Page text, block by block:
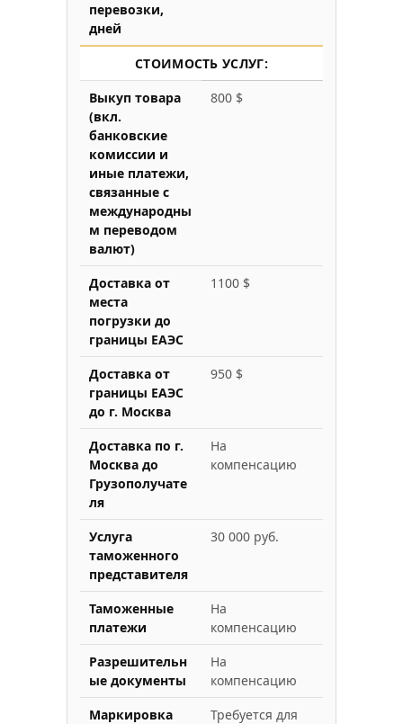
перевозки,
дней
СТОИМОСТЬ УСЛУГ:
Выкуп товара
(вкл.
банковские
комиссии и
иные платежи,
связанные с
международны
м переводом
валют)
800 $
Доставка от
места
погрузки до
границы ЕАЭС
1100 $
Доставка от
границы ЕАЭС
до г. Москва
950 $
Доставка по г.
Москва до
Грузополучате
ля
На
компенсацию
Услуга
таможенного
представителя
30 000 руб.
Таможенные
платежи
На
компенсацию
Разрешительн
ые документы
На
компенсацию
Маркировка
Требуется для